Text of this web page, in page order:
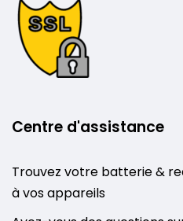
Centre d'assistance
Trouvez votre batterie &
à vos appareils